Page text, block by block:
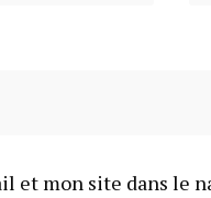
et mon site dans le